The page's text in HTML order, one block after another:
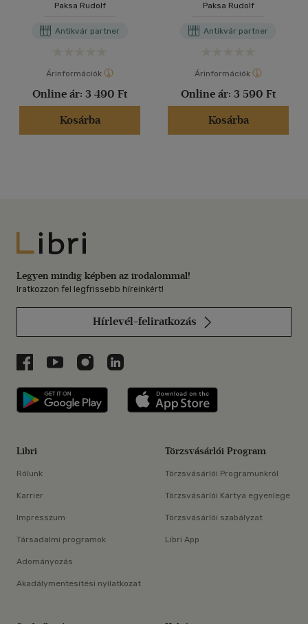
Paksa Rudolf
Antikvár partner
Árinformációk
Online ár: 3 490 Ft
Kosárba
Paksa Rudolf
Antikvár partner
Árinformációk
Online ár: 3 590 Ft
Kosárba
Libri
Legyen mindig képben az irodalommal!
Iratkozzon fel legfrissebb híreinkért!
Hírlevél-feliratkozás
Libri a Facebookon
Libri a Youtube-on
Libri az Instagramon
Libri a LinkedInen
Libri applikáció Szerezd meg: Google
Libri
Rólunk
Karrier
Impresszum
Társadalmi programok
Adományozás
Akadálymentesítési nyilatkozat
Törzsvásárlói Program
Törzsvásárlói Programunkról
Törzsvásárlói Kártya egyenlege
Törzsvásárlói szabályzat
Libri App